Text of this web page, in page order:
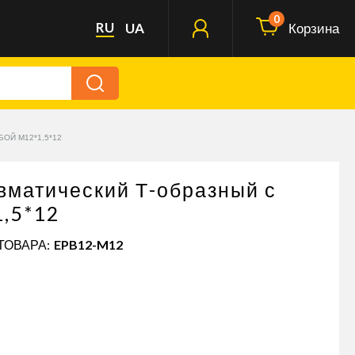
RU UA
0
Корзина
М12*1,5*12
Т-образный с
EPB12-M12